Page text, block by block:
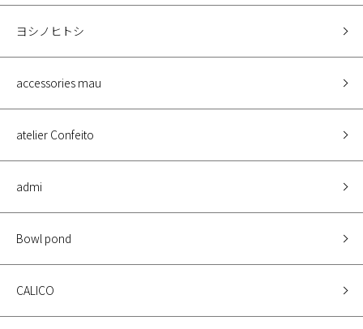
ヨシノヒトシ
accessories mau
atelier Confeito
admi
Bowl pond
CALICO